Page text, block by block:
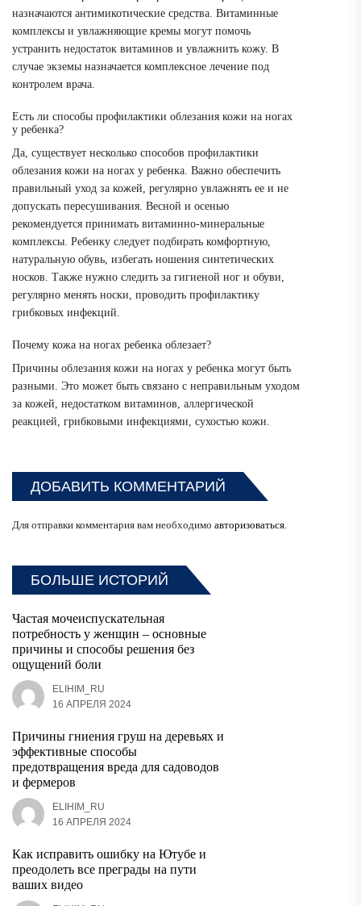
назначаются антимикотические средства. Витаминные
комплексы и увлажняющие кремы могут помочь
устранить недостаток витаминов и увлажнить кожу. В
случае экземы назначается комплексное лечение под
контролем врача.
Есть ли способы профилактики облезания кожи на ногах
у ребенка?
Да, существует несколько способов профилактики
облезания кожи на ногах у ребенка. Важно обеспечить
правильный уход за кожей, регулярно увлажнять ее и не
допускать пересушивания. Весной и осенью
рекомендуется принимать витаминно-минеральные
комплексы. Ребенку следует подбирать комфортную,
натуральную обувь, избегать ношения синтетических
носков. Также нужно следить за гигиеной ног и обуви,
регулярно менять носки, проводить профилактику
грибковых инфекций.
Почему кожа на ногах ребенка облезает?
Причины облезания кожи на ногах у ребенка могут быть
разными. Это может быть связано с неправильным уходом
за кожей, недостатком витаминов, аллергической
реакцией, грибковыми инфекциями, сухостью кожи.
ДОБАВИТЬ КОММЕНТАРИЙ
Для отправки комментария вам необходимо авторизоваться.
БОЛЬШЕ ИСТОРИЙ
Частая мочеиспускательная
потребность у женщин – основные
причины и способы решения без
ощущений боли
ELIHIM_RU
16 АПРЕЛЯ 2024
Причины гниения груш на деревьях и
эффективные способы
предотвращения вреда для садоводов
и фермеров
ELIHIM_RU
16 АПРЕЛЯ 2024
Как исправить ошибку на Ютубе и
преодолеть все преграды на пути
ваших видео